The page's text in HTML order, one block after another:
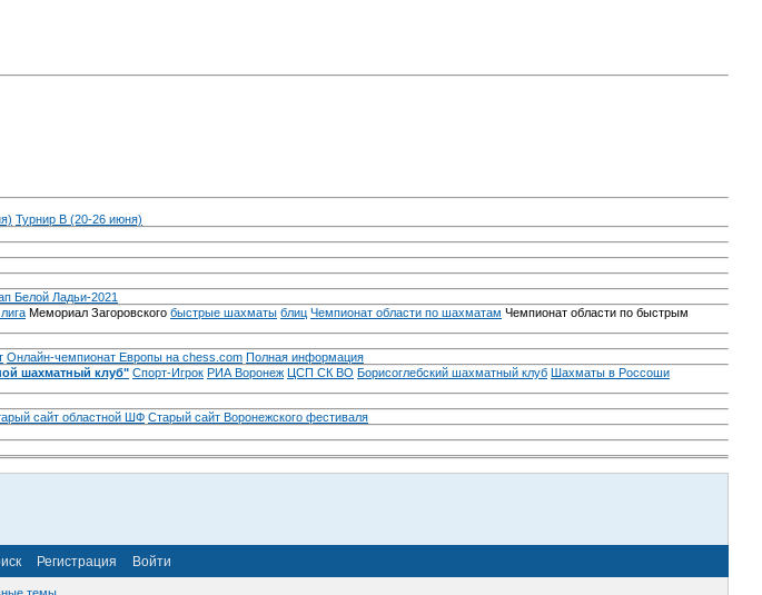
Турнир B (20-26 июня)
Белой Ладьи-2021
Мемориал Загоровского быстрые шахматы блиц Чемпионат области по шахматам Чемпионат области по быстрым
Онлайн-чемпионат Европы на chess.com Полная информация
шахматный клуб" Спорт-Игрок РИА Воронеж ЦСП СК ВО Борисоглебский шахматный клуб Шахматы в Россоши
сайт областной ШФ Старый сайт Воронежского фестиваля
Регистрация Войти